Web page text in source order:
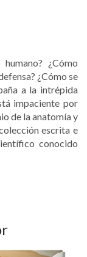
¿Cómo
¿Cómo se
a la intrépida
impaciente por
de la anatomía y
escrita e
conocido